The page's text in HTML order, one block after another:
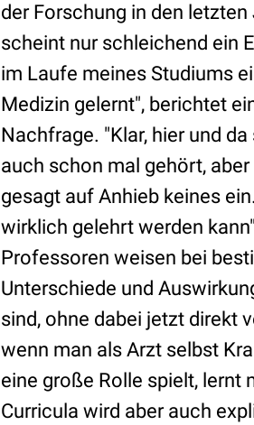
der Forschung in den
scheint nur schleichend ein
im Laufe meines Studiums
Medizin gelernt", berichtet
Nachfrage. "Klar, hier und
auch schon mal gehört,
gesagt auf Anhieb keines
wirklich gelehrt werden
Professoren weisen bei
Unterschiede und
sind, ohne dabei jetzt direkt
wenn man als Arzt selbst
eine große Rolle spielt, lernt
Curricula wird aber auch